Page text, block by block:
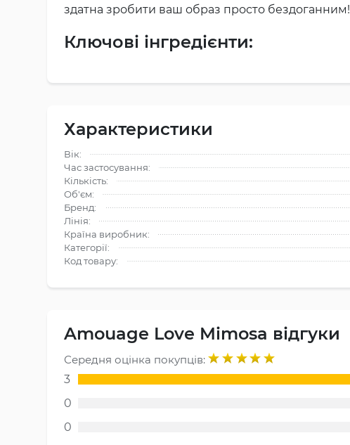
здатна зробити ваш образ просто бездоганним!
Ключові інгредієнти:
Характеристики
Вік:
Час застосування:
Кількість:
Об'єм:
Бренд:
Лінія:
Країна виробник:
Категорії:
Код товару:
Amouage Love Mimosa відгуки
Середня оцінка покупців:
3
0
0